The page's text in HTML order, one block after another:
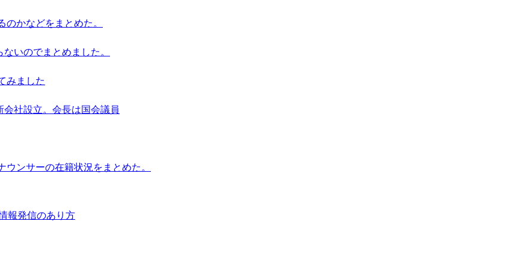
のかなどをまとめた。
いのでまとめました。
みました
社設立。会長は国会議員
ンサーの在籍状況をまとめた。
報発信のあり方